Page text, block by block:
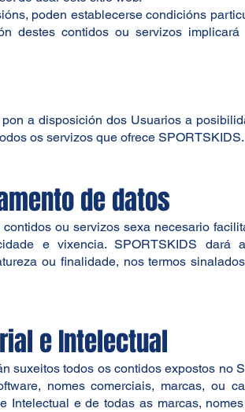
poden establecerse condicións
destes contidos ou servizos
a disposición dos Usuarios a
os servizos que ofrece SPORTSKIDS.
de datos
ou servizos sexa necesario
e vixencia. SPORTSKIDS dará
ou finalidade, nos termos
e Intelectual
suxeitos todos os contidos expostos no
nomes comerciais, marcas, ou
Intelectual e de todas as marcas,